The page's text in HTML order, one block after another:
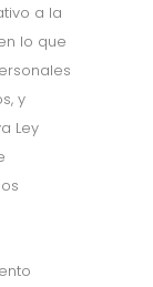
a la
lo que
y
Ley